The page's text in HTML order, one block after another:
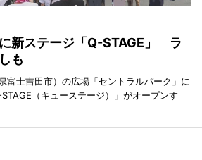
新ステージ「Q-STAGE」 ラ
も
富士吉田市）の広場「セントラルパーク」に
（キューステージ）」がオープンす